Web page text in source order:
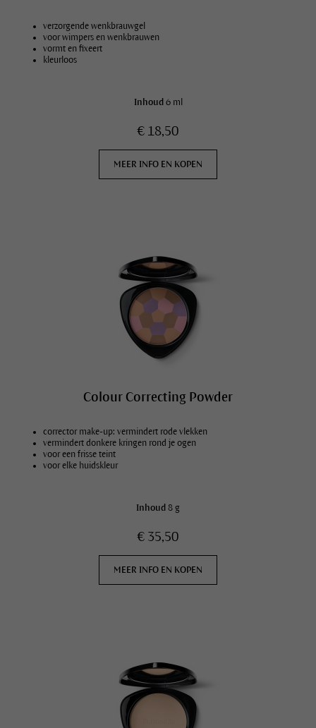
verzorgende wenkbrauwgel
voor wimpers en wenkbrauwen
vormt en fixeert
kleurloos
Inhoud 6 ml
€ 18,50
MEER INFO EN KOPEN
Colour Correcting Powder
corrector make-up: vermindert rode vlekken
vermindert donkere kringen rond je ogen
voor een frisse teint
voor elke huidskleur
Inhoud 8 g
€ 35,50
MEER INFO EN KOPEN